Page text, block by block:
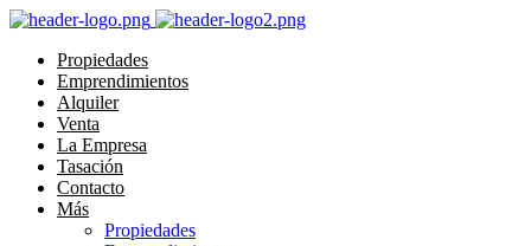
Propiedades
Emprendimientos
Alquiler
Venta
La Empresa
Tasación
Contacto
Más
Propiedades